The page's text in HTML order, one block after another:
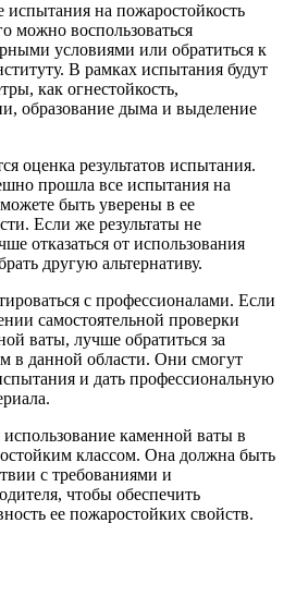
на пожаростойкость
можно воспользоваться
условиями или обратиться к
В рамках испытания будут
как огнестойкость,
образование дыма и выделение
оценка результатов испытания.
прошла все испытания на
быть уверены в ее
Если же результаты не
отказаться от использования
другую альтернативу.
с профессионалами. Если
самостоятельной проверки
ваты, лучше обратиться за
в данной области. Они смогут
и дать профессиональную
каменной ваты в
классом. Она должна быть
с требованиями и
чтобы обеспечить
ее пожаростойких свойств.